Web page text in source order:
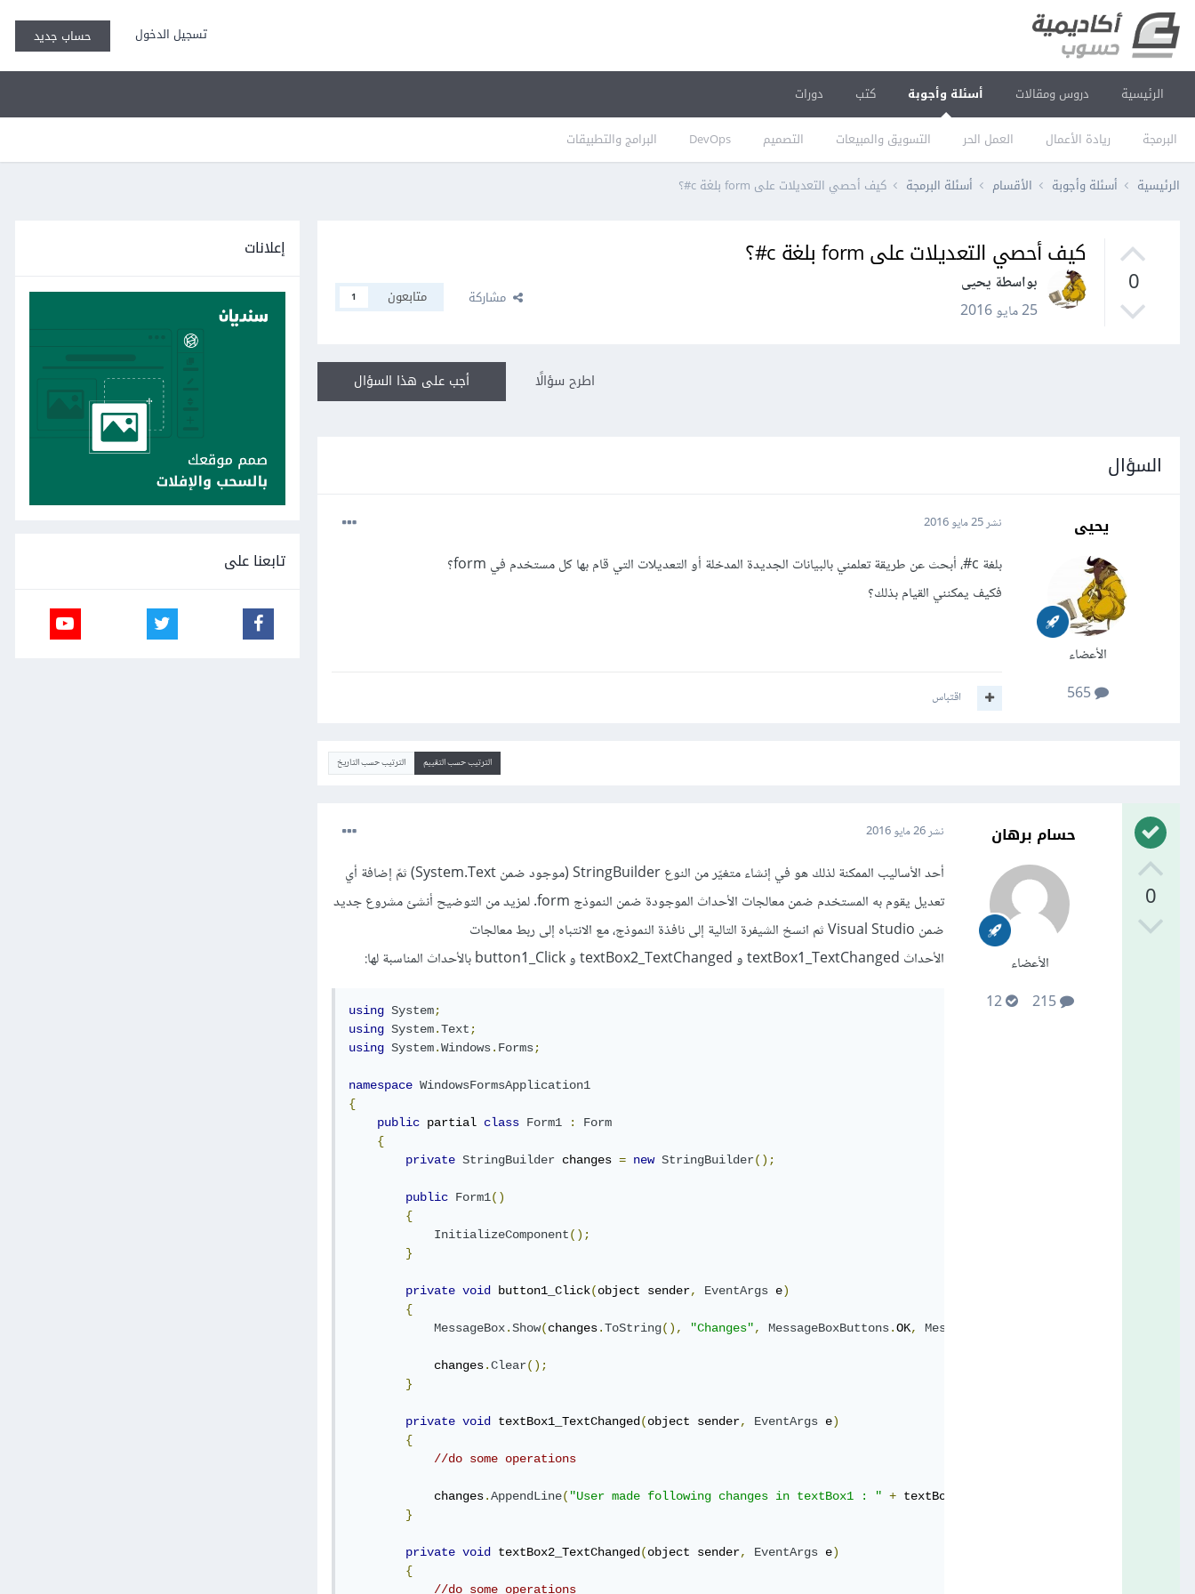
تسجيل الدخول حساب جديد
الرئيسية دروس ومقالات أسئلة وأجوبة
البرمجة ريادة الأعمال العمل الحر التسويق والمبيعات التصميم DevOps البرامج والتطبيقات
كتب دورات
الرئيسية أسئلة وأجوبة الأقسام أسئلة البرمجة كيف أحصي التعديلات على form بلغة c#؟
0
كيف أحصي التعديلات على form بلغة c#؟
بواسطة يحيى
25 مايو 2016
مشاركة متابعون 1
أجب على هذا السؤال اطرح سؤالًا
السؤال
يحيى
الأعضاء
565
نشر25 مايو 2016
بلغة c#، أبحث عن طريقة تعلمني بالبيانات الجديدة المدخلة أو التعديلات التي قام بها كل مستخدم في form؟
فكيف يمكنني القيام بذلك؟
اقتباس
الترتيب حسب التقييم الترتيب حسب التاريخ
0
حسام برهان
الأعضاء
215
12
نشر26 مايو 2016
أحد الأساليب الممكنة لذلك هو في إنشاء متغيّر من النوع StringBuilder (موجود ضمن System.Text) ثمّ إضافة أي
تعديل يقوم به المستخدم ضمن معالجات الأحداث الموجودة ضمن النموذج form. لمزيد من التوضيح أنشئ مشروع جديد
ضمن Visual Studio ثم انسخ الشيفرة التالية إلى نافذة النموذج، مع الانتباه إلى ربط معالجات
الأحداث textBox1_TextChanged و textBox2_TextChanged و button1_Click بالأحداث المناسبة لها:
using System;
using System.Text;
using System.Windows. Forms;
namespace WindowsFormsApplication1
{
public partial class Form1 :
Form
{
private StringBuilder changes = new StringBuilder();
public Form1()
{
InitializeComponent();
}
private void button1_Click(object sender, EventArgs e)
{
MessageBox.Show(changes.ToString(), "Changes", MessageBoxButtons.OK, MessageBoxIcon
            changes
.Clear();
}
private void textBox1_TextChanged(object sender, EventArgs e)
{
//do some operations
            changes
.AppendLine( "User made following changes in textBox1 : " + textBox1
}
private void textBox2_TextChanged(object sender, EventArgs e)
{
//do some operations
إعلانات
تابعنا على